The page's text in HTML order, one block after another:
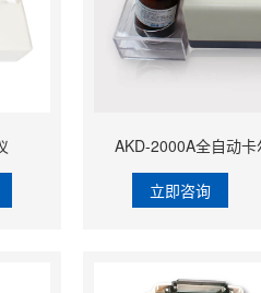
AKD-2000A全自动
立即咨询